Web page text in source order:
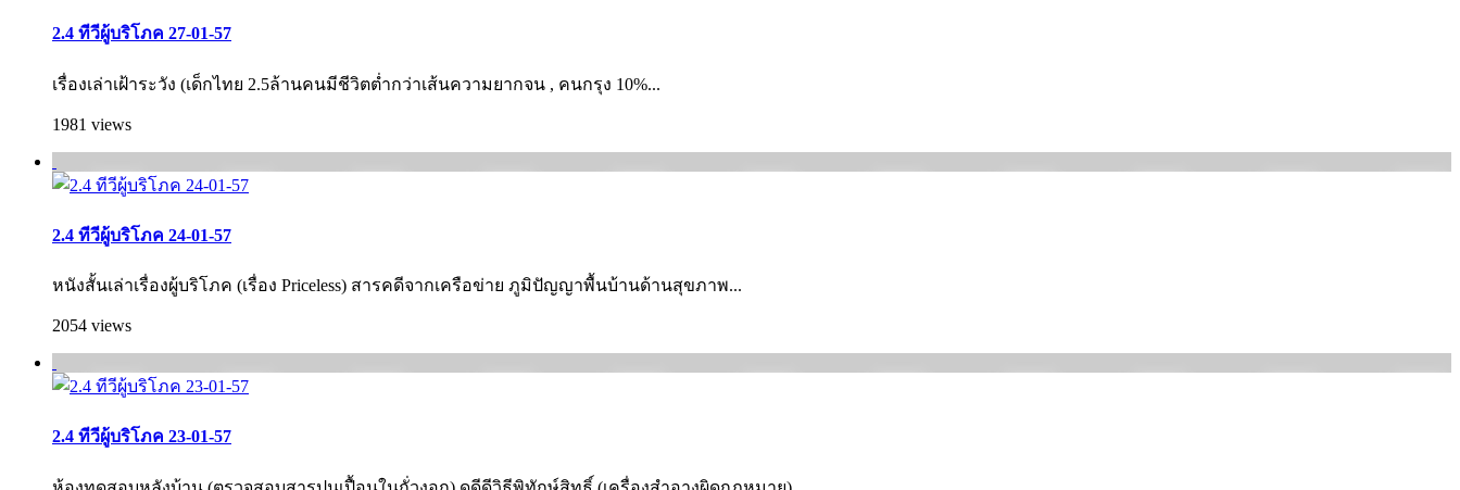
2.4 ทีวีผู้บริโภค 27-01-57
เรื่องเล่าเฝ้าระวัง (เด็กไทย 2.5ล้านคนมีชีวิตต่ำกว่าเส้นความยากจน , คนกรุง 10%...
1981 views
2.4 ทีวีผู้บริโภค 24-01-57
หนังสั้นเล่าเรื่องผู้บริโภค (เรื่อง Priceless) สารคดีจากเครือข่าย ภูมิปัญญาพื้นบ้านด้านสุขภาพ...
2054 views
2.4 ทีวีผู้บริโภค 23-01-57